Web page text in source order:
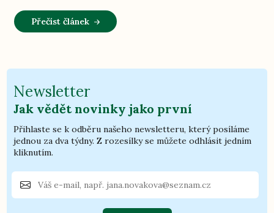
Přečíst článek
Newsletter
Jak vědět novinky jako první
Přihlaste se k odběru našeho newsletteru, který posíláme
jednou za dva týdny. Z rozesílky se můžete odhlásit jedním
kliknutím.